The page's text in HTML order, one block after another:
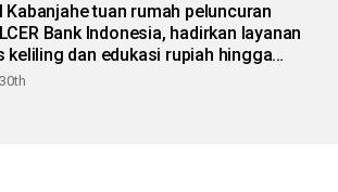
Kabanjahe tuan rumah peluncuran
Bank Indonesia, hadirkan layanan
keliling dan edukasi rupiah hingga
Karo